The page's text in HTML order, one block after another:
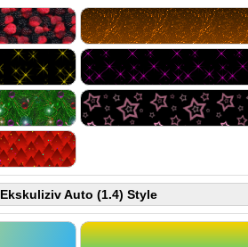
Ekskuliziv Auto (1.4) Style